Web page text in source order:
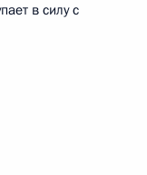
в силу с